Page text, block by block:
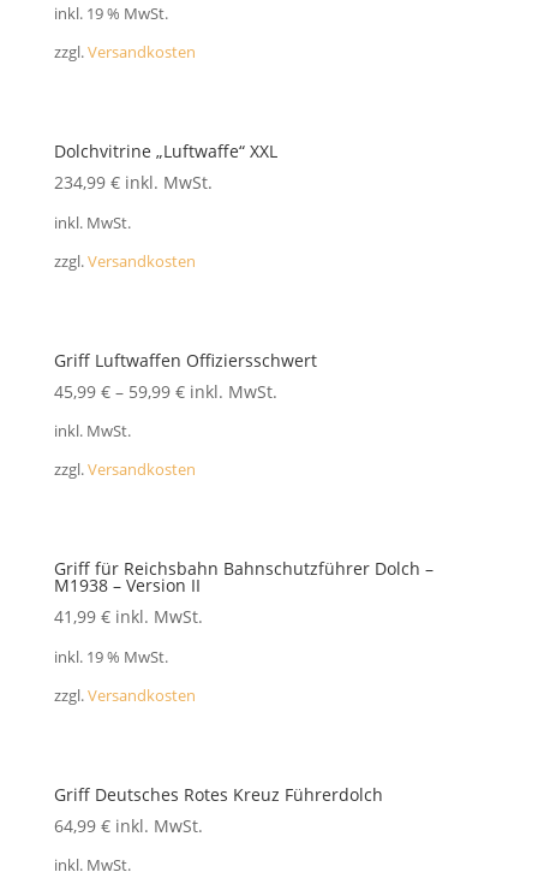
inkl. 19 % MwSt.
zzgl.Versandkosten
Dolchvitrine „Luftwaffe“ XXL
234,99 € inkl. MwSt.
inkl. MwSt.
zzgl.Versandkosten
Griff Luftwaffen Offiziersschwert
45,99 €– 59,99 € inkl. MwSt.
inkl. MwSt.
zzgl.Versandkosten
Griff für Reichsbahn Bahnschutzführer Dolch –
M1938 – Version II
41,99 € inkl. MwSt.
inkl. 19 % MwSt.
zzgl.Versandkosten
Griff Deutsches Rotes Kreuz Führerdolch
64,99 € inkl. MwSt.
inkl. MwSt.